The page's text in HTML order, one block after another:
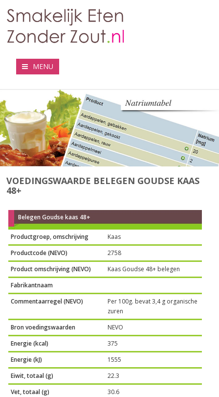
MENU
VOEDINGSWAARDE BELEGEN GOUDSE KAAS
48+
Belegen Goudse kaas 48+
Productgroep, omschrijving
Kaas
Productcode (NEVO)
2758
Product omschrijving (NEVO)
Kaas Goudse 48+ belegen
Fabrikantnaam
Commentaarregel (NEVO)
Per 100g. bevat 3,4 g organische
zuren
Bron voedingswaarden
NEVO
Energie (kcal)
375
Energie (kJ)
1555
Eiwit, totaal (g)
22.3
Vet, totaal (g)
30.6